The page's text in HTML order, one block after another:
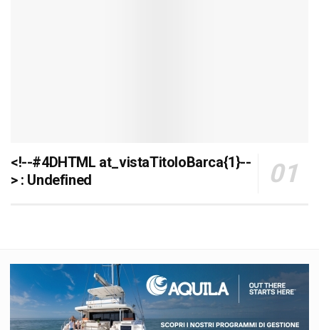
<!--#4DHTML at_vistaTitoloBarca{1}--
> : Undefined